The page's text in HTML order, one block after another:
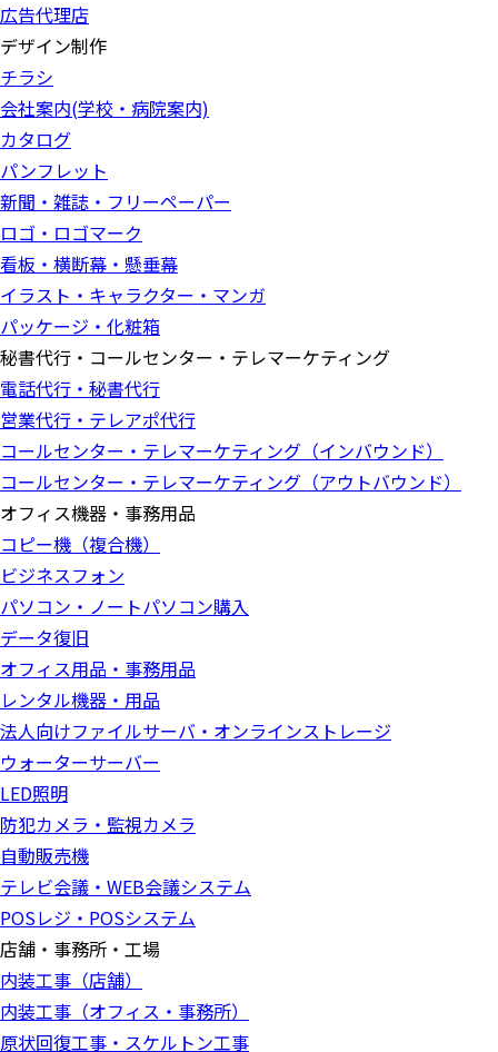
広告代理店
デザイン制作
チラシ
会社案内(学校・病院案内)
カタログ
パンフレット
新聞・雑誌・フリーペーパー
ロゴ・ロゴマーク
看板・横断幕・懸垂幕
イラスト・キャラクター・マンガ
パッケージ・化粧箱
秘書代行・コールセンター・テレマーケティング
電話代行・秘書代行
営業代行・テレアポ代行
コールセンター・テレマーケティング（インバウンド）
コールセンター・テレマーケティング（アウトバウンド）
オフィス機器・事務用品
コピー機（複合機）
ビジネスフォン
パソコン・ノートパソコン購入
データ復旧
オフィス用品・事務用品
レンタル機器・用品
法人向けファイルサーバ・オンラインストレージ
ウォーターサーバー
LED照明
防犯カメラ・監視カメラ
自動販売機
テレビ会議・WEB会議システム
POSレジ・POSシステム
店舗・事務所・工場
内装工事（店舗）
内装工事（オフィス・事務所）
原状回復工事・スケルトン工事